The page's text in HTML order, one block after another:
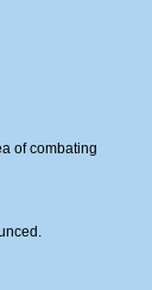
of combating